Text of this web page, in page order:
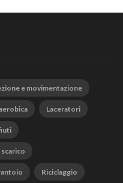
e movimentazione
Laceratori
Riciclaggio